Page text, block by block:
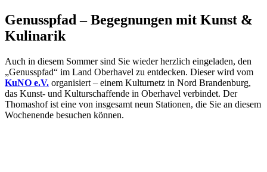
Genusspfad – Begegnungen mit Kunst &
Kulinarik
Auch in diesem Sommer sind Sie wieder herzlich eingeladen, den
„Genusspfad“ im Land Oberhavel zu entdecken. Dieser wird vom
KuNO e.V. organisiert – einem Kulturnetz in Nord Brandenburg,
das Kunst- und Kulturschaffende in Oberhavel verbindet. Der
Thomashof ist eine von insgesamt neun Stationen, die Sie an diesem
Wochenende besuchen können.